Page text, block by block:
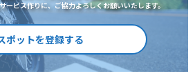
ービス作りに、ご協力よろしくお願いいたします。
ポットを登録する